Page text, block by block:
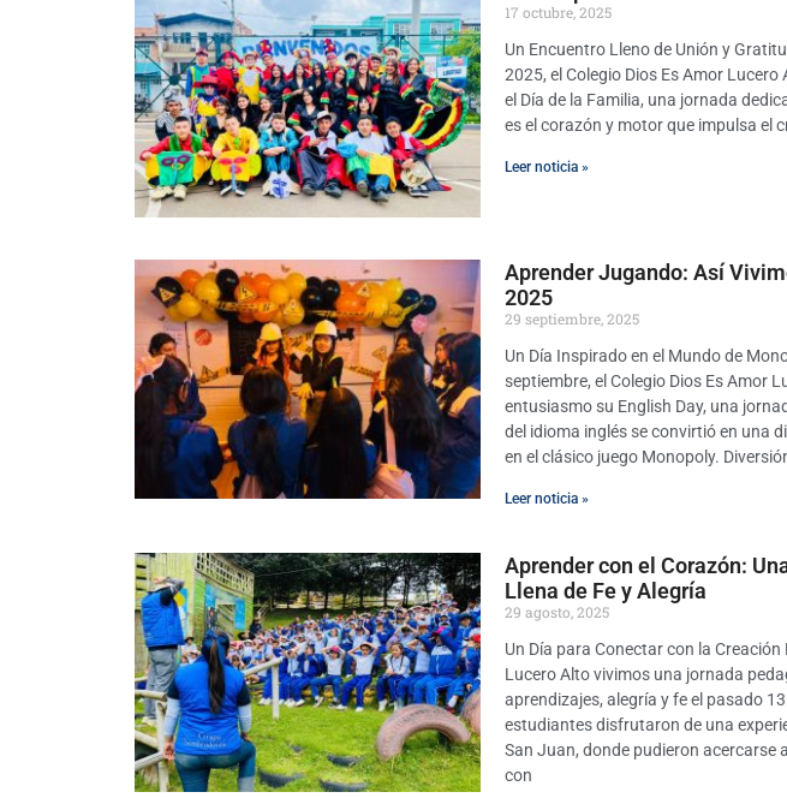
17 octubre, 2025
Un Encuentro Lleno de Unión y
2025, el Colegio Dios Es Amor
el Día de la Familia, una jornada
es el corazón y motor que impulsa el
Leer noticia »
Aprender Jugando: Así
2025
29 septiembre, 2025
Un Día Inspirado en el Mundo de
septiembre, el Colegio Dios Es Amor
entusiasmo su English Day, una
del idioma inglés se convirtió en una
en el clásico juego Monopoly.
Leer noticia »
Aprender con el Corazón:
Llena de Fe y Alegría
29 agosto, 2025
Un Día para Conectar con la Creación
Lucero Alto vivimos una jornada
aprendizajes, alegría y fe el pasado
estudiantes disfrutaron de una
San Juan, donde pudieron acercarse
con